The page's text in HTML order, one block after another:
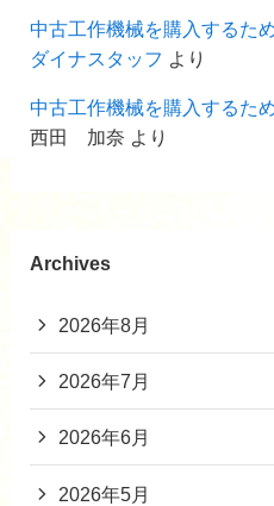
中古工作機械を購入するた
ダイナスタッフ より
中古工作機械を購入するた
西田 加奈 より
Archives
2026年8月
2026年7月
2026年6月
2026年5月